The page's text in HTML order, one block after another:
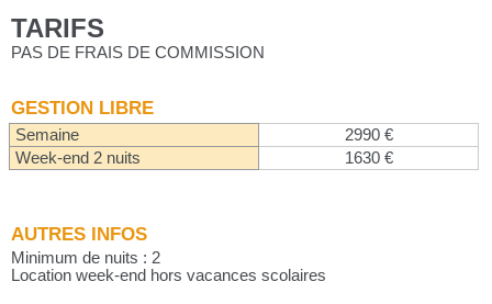
TARIFS
PAS DE FRAIS DE COMMISSION
GESTION LIBRE
Semaine
2990 €
Week-end 2 nuits
1630 €
AUTRES INFOS
Minimum de nuits : 2
Location week-end hors vacances scolaires